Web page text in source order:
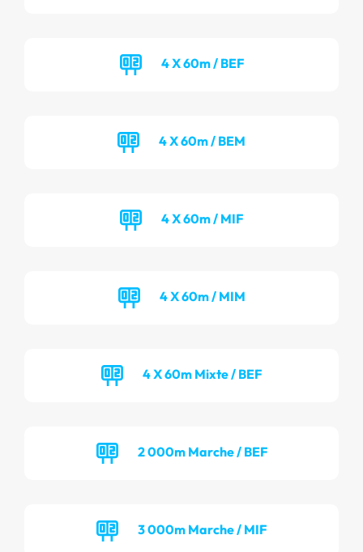
4 X 60m / BEF
4 X 60m / BEM
4 X 60m / MIF
4 X 60m / MIM
4 X 60m Mixte / BEF
2 000m Marche / BEF
3 000m Marche / MIF